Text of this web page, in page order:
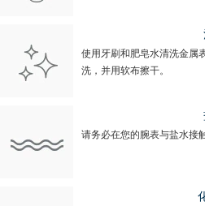
使用牙刷和肥皂水清洗金属
洗，并用软布擦干。
请务必在您的腕表与盐水接